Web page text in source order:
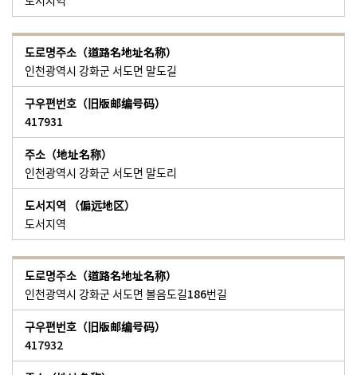
인천광역시 강화군 서도면 말도길
417931
인천광역시 강화군 서도면 말도리
도서지역
인천광역시 강화군 서도면 볼음도길186번길
417932